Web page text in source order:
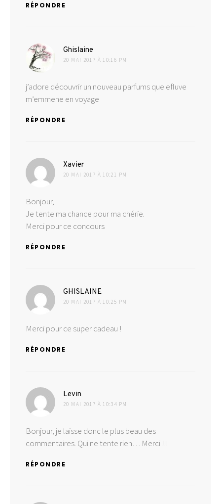
RÉPONDRE
Ghislaine
20 MAI 2017 À 10:16 PM
j’adore découvrir un nouveau parfums que efluve
m’emmene en voyage
RÉPONDRE
Xavier
20 MAI 2017 À 10:21 PM
Bonjour,
Je tente ma chance pour ma chérie.
Merci pour ce concours
RÉPONDRE
GHISLAINE
20 MAI 2017 À 10:25 PM
Merci pour ce super cadeau !
RÉPONDRE
Levin
20 MAI 2017 À 10:34 PM
Bonjour, je laisse donc le plus beau des
commentaires. Qui ne tente rien… Merci !!!
RÉPONDRE